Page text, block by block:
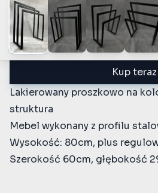
Kup teraz
Lakierowany proszkowo na
struktura
Mebel wykonany z profilu
Wysokość: 80cm, plus
Szerokość 60cm, głębokość